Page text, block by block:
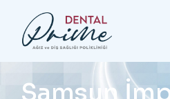
Samsun